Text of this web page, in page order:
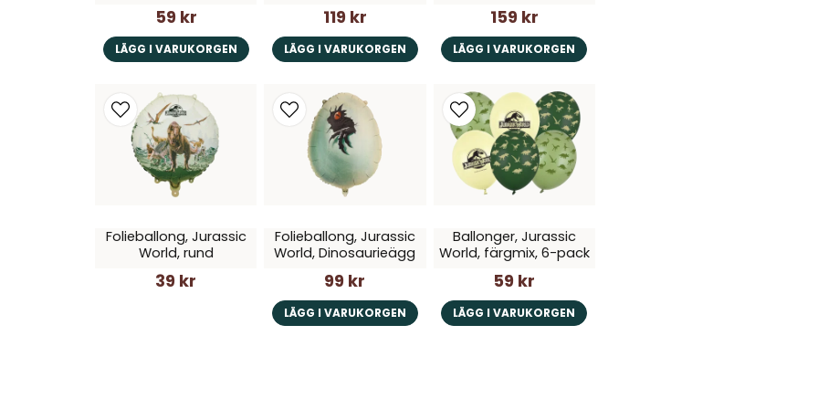
59 kr
LÄGG I VARUKORGEN
119 kr
LÄGG I VARUKORGEN
159 kr
LÄGG I VARUKORGEN
Folieballong, Jurassic
World, rund
39 kr
Folieballong, Jurassic
World, Dinosaurieägg
99 kr
LÄGG I VARUKORGEN
Ballonger, Jurassic
World, färgmix, 6-pack
59 kr
LÄGG I VARUKORGEN